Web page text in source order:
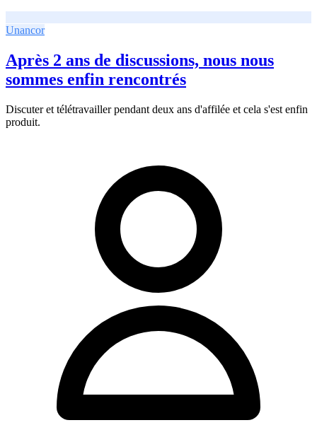
Unancor
Après 2 ans de discussions, nous nous
sommes enfin rencontrés
Discuter et télétravailler pendant deux ans d'affilée et cela s'est enfin
produit.